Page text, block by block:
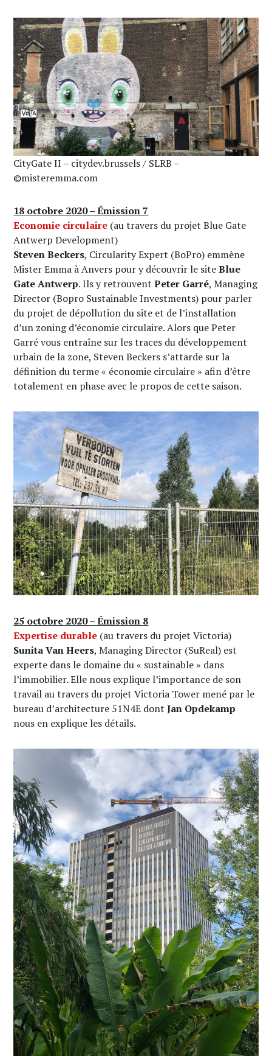
CityGate II – citydev.brussels / SLRB –
©misteremma.com
18 octobre 2020 – Émission 7
Economie circulaire (au travers du projet Blue Gate
Antwerp Development)
Steven Beckers, Circularity Expert (BoPro) emmène
Mister Emma à Anvers pour y découvrir le siteBlue
Gate Antwerp. Ils y retrouventPeter Garré, Managing
Director (Bopro Sustainable Investments) pour parler
du projet de dépollution du site et de l’installation
d’un zoning d’économie circulaire. Alors que Peter
Garré vous entraîne sur les traces du développement
urbain de la zone, Steven Beckers s’attarde sur la
définition du terme « économie circulaire » afin d’être
totalement en phase avec le propos de cette saison.
25 octobre 2020 – Émission 8
Expertise durable (au travers du projet Victoria)
Sunita Van Heers, Managing Director (SuReal) est
experte dans le domaine du « sustainable » dans
l’immobilier. Elle nous explique l’importance de son
travail au travers du projet Victoria Tower mené par le
bureau d’architecture 51N4E dontJan Opdekamp
nous en explique les détails.